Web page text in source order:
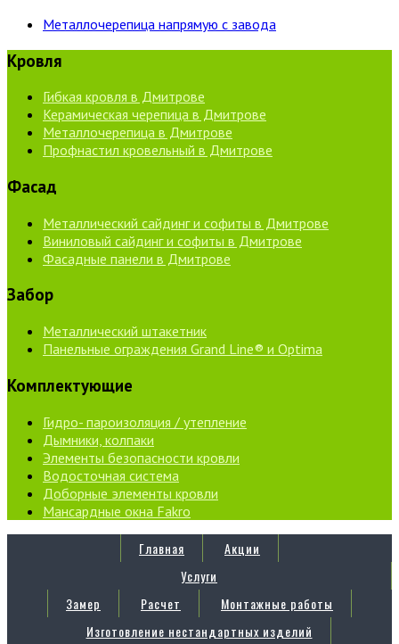
Металлочерепица напрямую с завода
Кровля
Гибкая кровля в Дмитрове
Керамическая черепица в Дмитрове
Металлочерепица в Дмитрове
Профнастил кровельный в Дмитрове
Фасад
Металлический сайдинг и софиты в Дмитрове
Виниловый сайдинг и софиты в Дмитрове
Фасадные панели в Дмитрове
Забор
Металлический штакетник
Панельные ограждения Grand Line® и Optima
Комплектующие
Гидро- пароизоляция / утепление
Дымники, колпаки
Элементы безопасности кровли
Водосточная система
Доборные элементы кровли
Мансардные окна Fakro
Главная
Акции
Услуги
Замер
Расчет
Монтажные работы
Изготовление нестандартных изделий